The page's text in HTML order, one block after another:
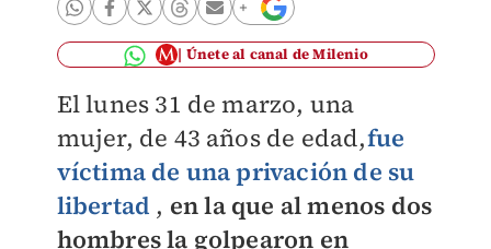
Únete al canal de Milenio
El lunes 31 de marzo, una
mujer, de 43 años de edad,fue
víctima de una privación de su
libertad , en la que al menos dos
hombres la golpearon en